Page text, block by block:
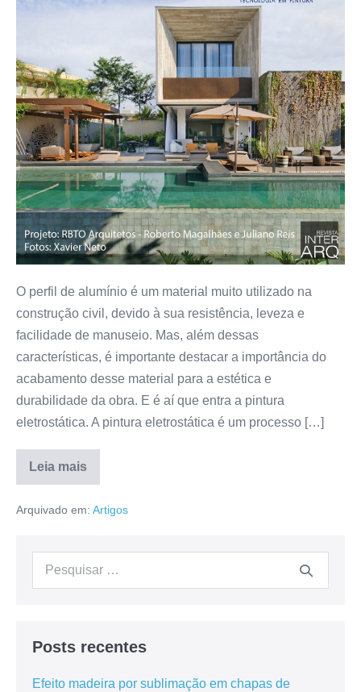
O perfil de alumínio é um material muito utilizado na
construção civil, devido à sua resistência, leveza e
facilidade de manuseio. Mas, além dessas
características, é importante destacar a importância do
acabamento desse material para a estética e
durabilidade da obra. E é aí que entra a pintura
eletrostática. A pintura eletrostática é um processo […]
Leia mais
Arquivado em: Artigos
Posts recentes
Efeito madeira por sublimação em chapas de